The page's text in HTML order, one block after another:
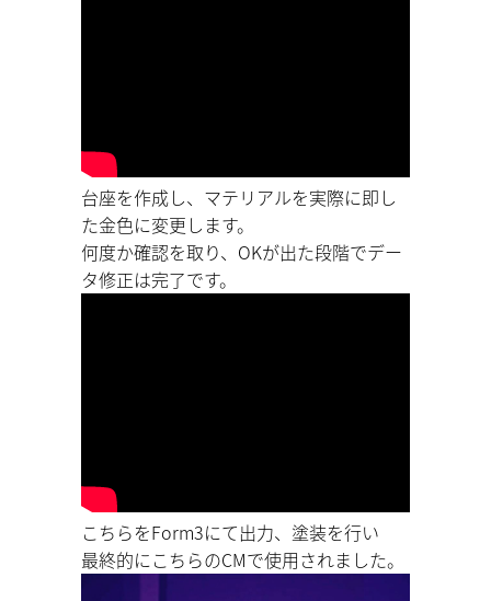
台座を作成し、マテリアルを実際に即し
た金色に変更します。
何度か確認を取り、OKが出た段階でデー
タ修正は完了です。
こちらをForm3にて出力、塗装を行い
最終的にこちらのCMで使用されました。